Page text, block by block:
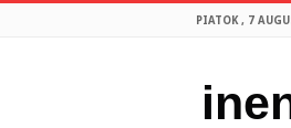
PIATOK , 7